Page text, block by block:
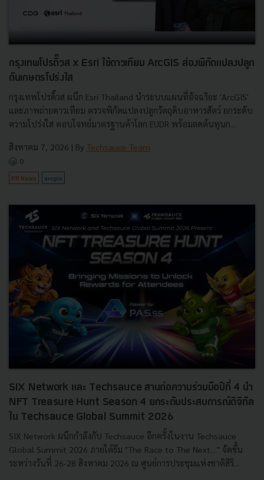
กรุงเทพโปรดิ๊วส x Esri ใช้ดาวเทียม ArcGIS ส่องพิกัดแปลงปลูก
ดันเกษตรโปร่งใส
กรุงเทพโปรดิ๊วส ผนึก Esri Thailand นำระบบแผนที่อัจฉริยะ 'ArcGIS'
และภาพถ่ายดาวเทียม ตรวจพิกัดแปลงปลูกวัตถุดิบอาหารสัตว์ ยกระดับ
ความโปร่งใส ตอบโจทย์มาตรฐานค้าโลก EUDR พร้อมลดต้นทุนก...
สิงหาคม 7, 2026 | By Techsauce Team
0
PR News arcgis
SIX Network และ Techsauce สานต่อความร่วมมือปีที่ 4 นำ
NFT Treasure Hunt Season 4 ยกระดับประสบการณ์ดิจิทัล
ใน Techsauce Global Summit 2026
SIX Network ผนึกกำลังกับ Techsauce อีกครั้งในงาน Techsauce
Global Summit 2026 ภายใต้ธีม "The Race to The Next…" จัดขึ้น
ระหว่างวันที่ 26-28 สิงหาคม 2026 ณ ศูนย์การประชุมแห่งชาติสิริ...